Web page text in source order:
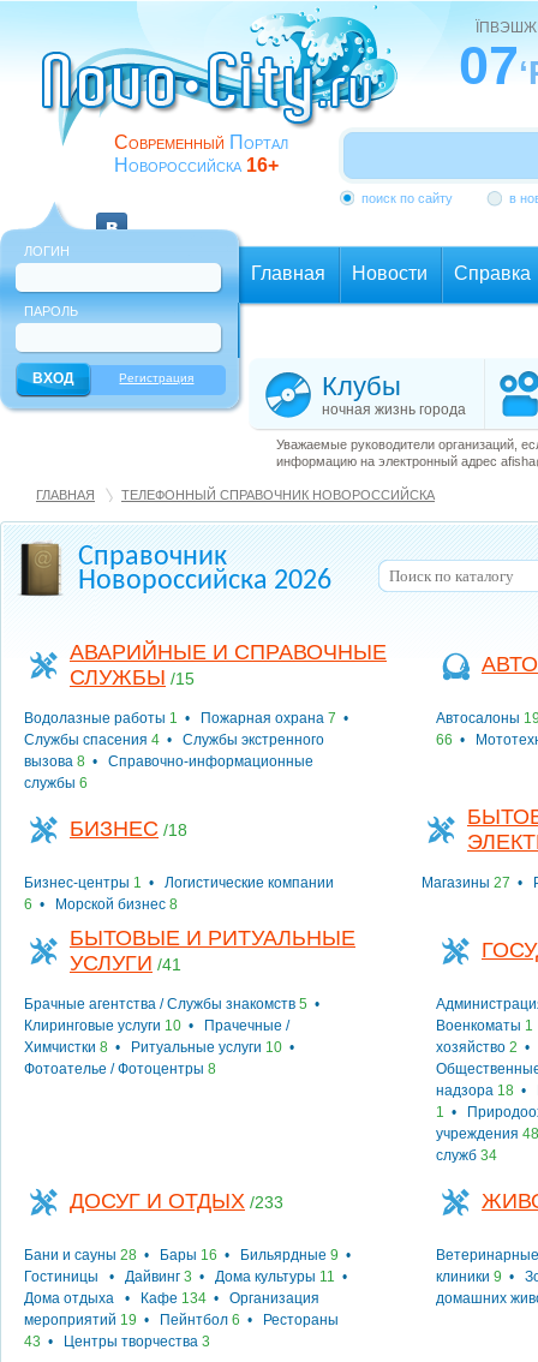
Современный Портал
Новороссийска 16+
07
поиск по сайту в
ЛОГИН
ПАРОЛЬ
Регистрация
Главная Новости Справка
Клубы
ночная жизнь города
Уважаемые руководители организаций,
информацию на электронный адрес
ГЛАВНАЯ ТЕЛЕФОННЫЙ СПРАВОЧНИК НОВОРОССИЙСКА
Справочник
Новороссийска 2026
АВАРИЙНЫЕ И СПРАВОЧНЫЕ
СЛУЖБЫ /15
Водолазные работы 1 • Пожарная охрана 7 •
Службы спасения 4 • Службы экстренного
вызова 8 • Справочно-информационные
службы 6
Автосалоны
66 •
БИЗНЕС /18
Бизнес-центры 1 • Логистические компании
6 • Морской бизнес 8
Магазины 27 •
БЫТОВЫЕ И РИТУАЛЬНЫЕ
УСЛУГИ /41
Брачные агентства / Службы знакомств 5 •
Клиринговые услуги 10 •
Прачечные /
Химчистки 8 • Ритуальные услуги 10 •
Фотоателье / Фотоцентры 8
Военкоматы 1
хозяйство 2
надзора 18 •
1 •
учреждения 48
служб 34
ДОСУГ И ОТДЫХ /233
Бани и сауны 28 • Бары 16 • Бильярдные 9 •
Гостиницы
• Дайвинг 3 • Дома культуры 11 •
Дома отдыха
• Кафе 134 • Организация
мероприятий 19 • Пейнтбол 6 •
Рестораны
43 • Центры творчества 3
клиники 9 •
домашних